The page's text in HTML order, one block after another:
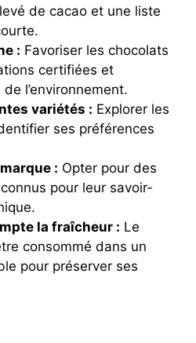
de cacao et une liste
: Favoriser les chocolats
certifiées et
l’environnement.
variétés : Explorer les
ses préférences
: Opter pour des
pour leur savoir-
la fraîcheur : Le
consommé dans un
pour préserver ses